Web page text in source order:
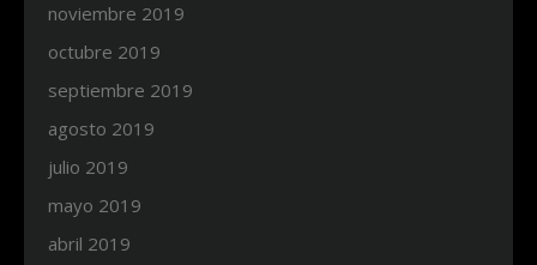
noviembre 2019
octubre 2019
septiembre 2019
agosto 2019
julio 2019
mayo 2019
abril 2019